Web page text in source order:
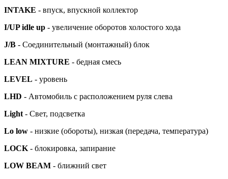
INTAKE - впуск, впускной коллектор
I/UP idle up - увеличение оборотов холостого хода
J/B - Соединительный (монтажный) блок
LEAN MIXTURE - бедная смесь
LEVEL - уровень
LHD - Автомобиль с расположением руля слева
Light - Свет, подсветка
Lo low - низкие (обороты), низкая (передача, температура)
LOCK - блокировка, запирание
LOW BEAM - ближний свет